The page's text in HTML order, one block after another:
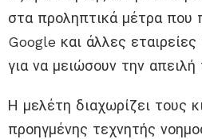
στα προληπτικά μέτρα που
Google και άλλες
για να μειώσουν την απειλή
Η μελέτη διαχωρίζει τους
προηγμένης τεχνητής